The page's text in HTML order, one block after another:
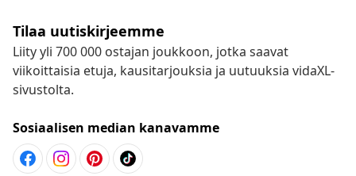
Tilaa uutiskirjeemme
Liity yli 700 000 ostajan joukkoon, jotka saavat
viikoittaisia etuja, kausitarjouksia ja uutuuksia vidaXL-
sivustolta.
Sosiaalisen median kanavamme